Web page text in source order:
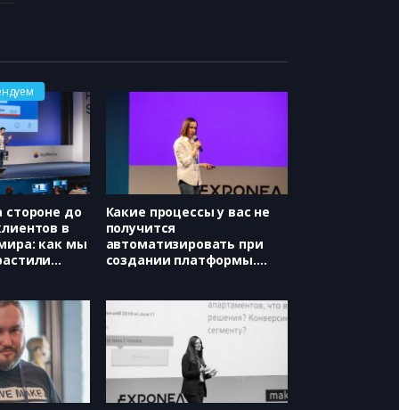
стороне до
в
как мы
Какие процессы у вас не
получится
автоматизировать при
создании платформы.
Александровская)